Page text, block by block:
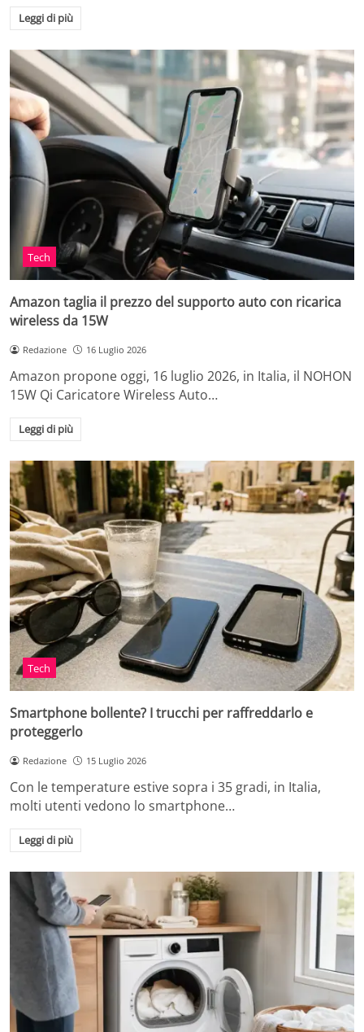
Leggi di più
Tech
Amazon taglia il prezzo del supporto auto con ricarica
wireless da 15W
Redazione 16 Luglio 2026
Amazon propone oggi, 16 luglio 2026, in Italia, il NOHON
15W Qi Caricatore Wireless Auto…
Leggi di più
Tech
Smartphone bollente? I trucchi per raffreddarlo e
proteggerlo
Redazione 15 Luglio 2026
Con le temperature estive sopra i 35 gradi, in Italia,
molti utenti vedono lo smartphone…
Leggi di più